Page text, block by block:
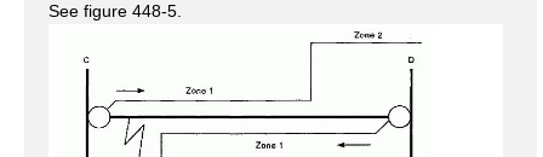
See figure 448-5.